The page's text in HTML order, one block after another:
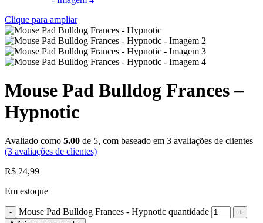
Clique para ampliar
Mouse Pad Bulldog Frances –
Hypnotic
Avaliado como 5.00 de 5, com baseado em 3 avaliações de clientes
(3 avaliações de clientes)
R$ 24,99
Em estoque
Mouse Pad Bulldog Frances - Hypnotic quantidade